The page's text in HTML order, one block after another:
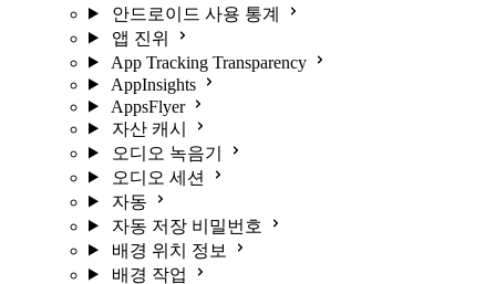
안드로이드 사용 통계
앱 진위
App Tracking Transparency
AppInsights
AppsFlyer
자산 캐시
오디오 녹음기
오디오 세션
자동
자동 저장 비밀번호
배경 위치 정보
배경 작업